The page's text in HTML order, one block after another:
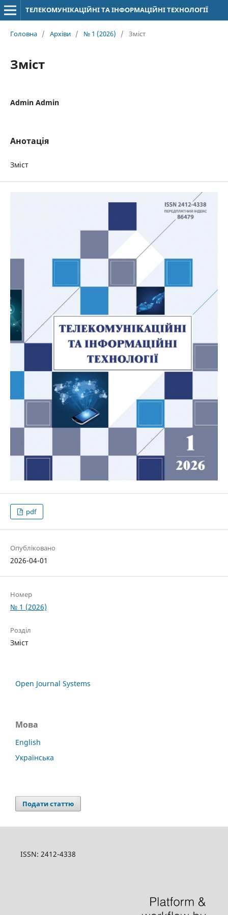
ТЕЛЕКОМУНІКАЦІЙНІ ТА ІНФОРМАЦІЙНІ ТЕХНОЛОГІЇ
Головна / Архіви / № 1 (2026) / Зміст
Зміст
Admin Admin
Анотація
Зміст
pdf
Опубліковано
2026-04-01
Номер
№ 1 (2026)
Розділ
Зміст
Open Journal Systems
Мова
English
Українська
Подати статтю
ISSN: 2412-4338